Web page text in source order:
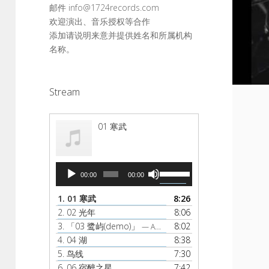
邮件 info@1724records.com
欢迎演出、音乐授权等合作
添加请说明来意并提供姓名和所属机构
名称。
Stream
01 寒武
播
放
器
00:00 00:00
/
下
箭
1. 01 寒武
8:26
2. 02 光年
8:06
3.
「03 鹭屿(demo)」 — AMBER
8:02
4. 04 湖
8:38
5. 鸟线
7:30